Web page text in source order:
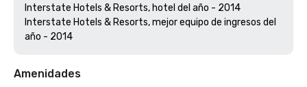
Interstate Hotels & Resorts, hotel del año - 2014
Interstate Hotels & Resorts, mejor equipo de ingresos del
Amenidades